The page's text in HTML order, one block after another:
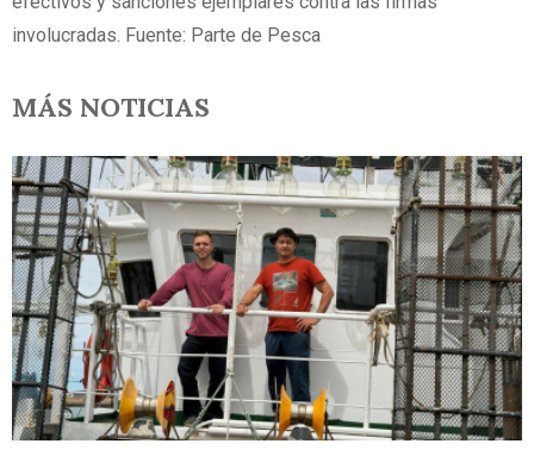
involucradas. Fuente: Parte de Pesca
MÁS NOTICIAS